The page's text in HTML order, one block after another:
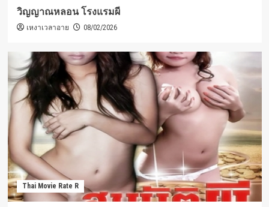
วิญญาณหลอน โรงแรมผี
เหงาเวลาอาย 08/02/2026
Thai Movie Rate R